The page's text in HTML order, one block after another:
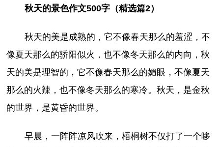
秋天的景色作文500字（精选篇2）
秋天的美是成熟的，它不像春天那么的羞涩，不
像夏天那么的骄阳似火，也不像冬天那么的内向，秋
天的美是理智的，它不像春天那么的媚眼，不像夏天
那么的火辣，也不像冬天那么的寒冷。秋天，是金秋
的世界，是黄昏的世界。
早晨，一阵阵凉风吹来，梧桐树不仅打了一个哆